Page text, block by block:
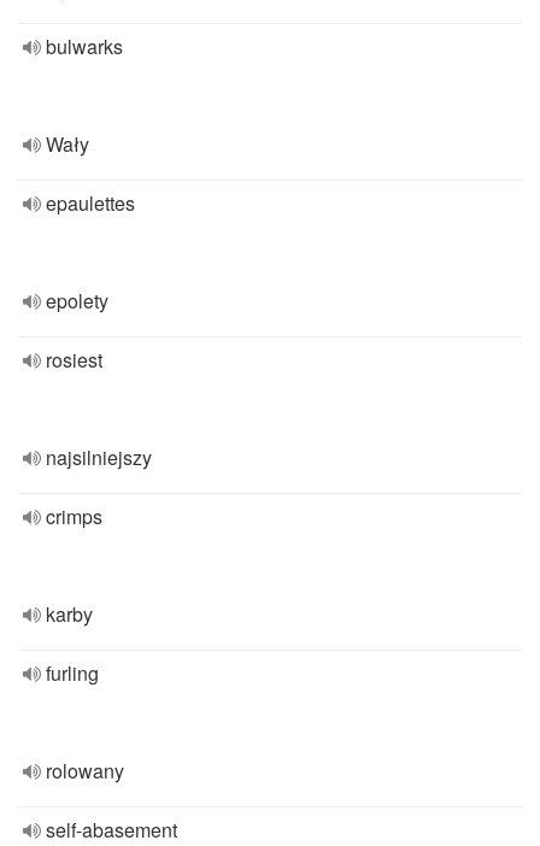
bulwarks
Wały
epaulettes
epolety
rosiest
najsilniejszy
crimps
karby
furling
rolowany
self-abasement